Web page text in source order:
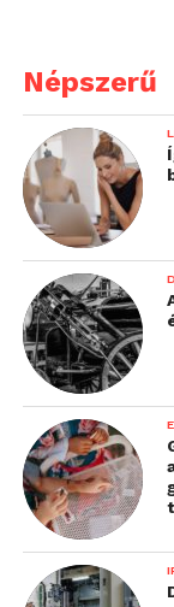
lévő,
csak
létező
– fogalmazott
A legfejlettebb,
megvásárlását
ebbe – a
tartoznak,
adó Telekom
Népszerű